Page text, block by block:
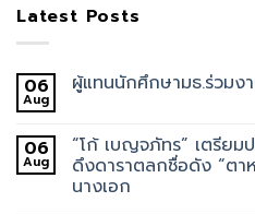
Latest Posts
06
Aug
ผู้แทนนักศึกษามธ.ร่วมง
06
Aug
“โก้ เบญจภัทร” เตรียม
ดึงดาราตลกชื่อดัง “ตา
นางเอก